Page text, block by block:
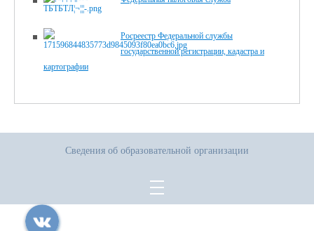
Росреестр Федеральной службы
государственной регистрации, кадастра и
картографии
Сведения об образовательной организации